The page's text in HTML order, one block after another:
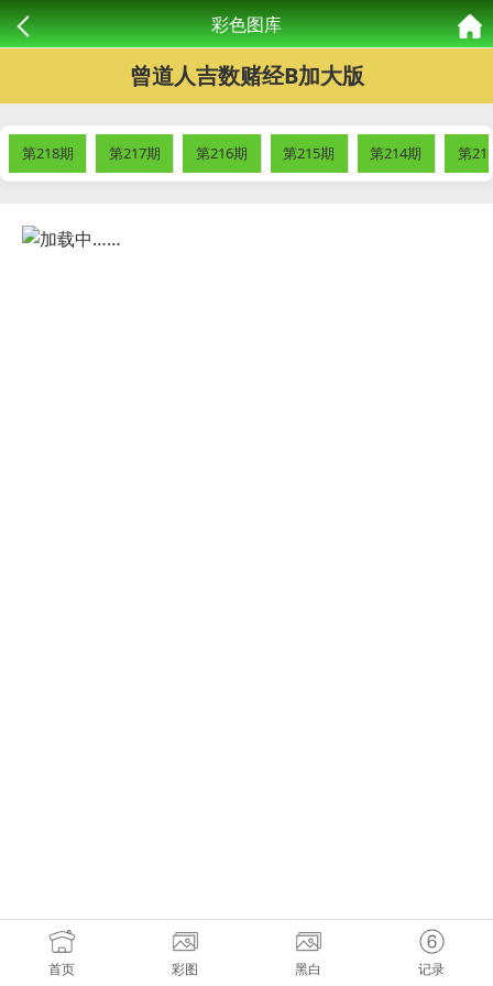
彩色图库
曾道人吉数赌经B加大版
第218期 第217期 第216期 第215期 第214期 第
首页 彩图 黑白 记录